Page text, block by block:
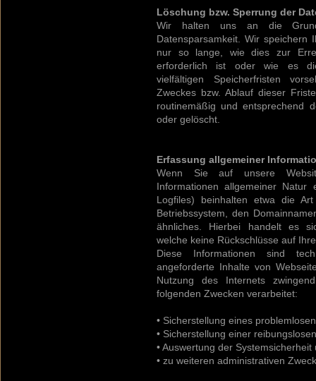
Löschung bzw. Sperrung der
Wir halten uns an die
Datensparsamkeit. Wir speichern
nur so lange, wie dies zur
erforderlich ist oder wie es
vielfältigen Speicherfristen
Zweckes bzw. Ablauf dieser
routinemäßig und entsprechend
oder gelöscht.
Erfassung allgemeiner
Wenn Sie auf unsere
Informationen allgemeiner Natur
Logfiles) beinhalten etwa die
Betriebssystem, den
ähnliches. Hierbei handelt es
welche keine Rückschlüsse auf
Diese Informationen sind
angeforderte Inhalte von
Nutzung des Internets
folgenden Zwecken verarbeitet:
• Sicherstellung eines
• Sicherstellung einer
• Auswertung der
• zu weiteren administrativen